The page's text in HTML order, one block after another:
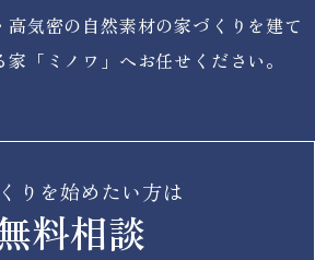
江南営業所
愛知県江南市江森町南152
Inc. All rights reserved.
気密の自然素材の家づくりを建て
「ミノワ」へお任せください。
りを始めたい方は
料相談